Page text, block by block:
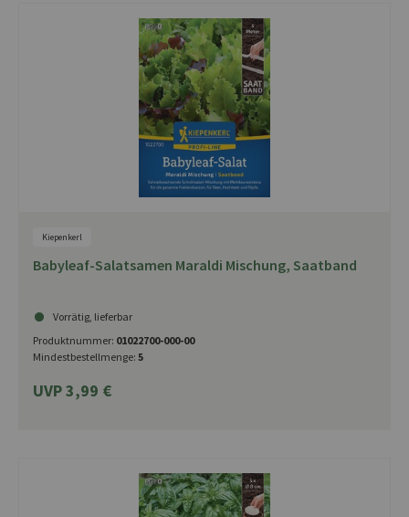
Kiepenkerl
Babyleaf-Salatsamen Maraldi Mischung, Saatband
Vorrätig, lieferbar
Produktnummer: 01022700-000-00
Mindestbestellmenge: 5
UVP 3,99 €